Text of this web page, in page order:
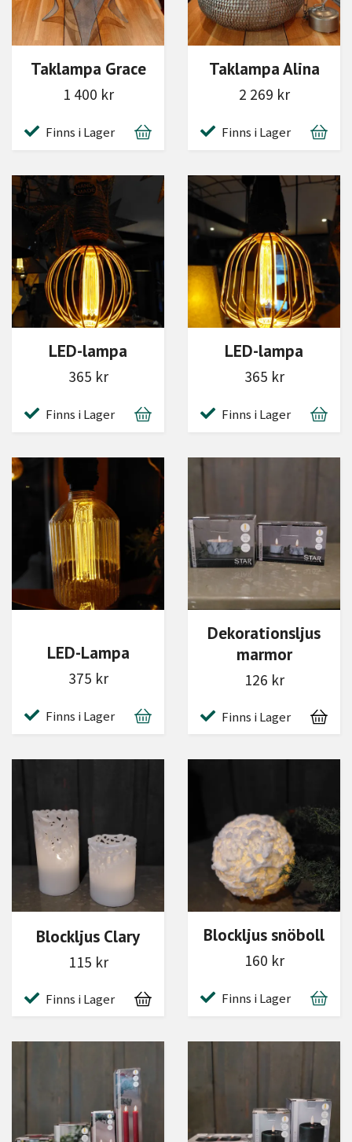
Taklampa Grace
1 400 kr
Finns i Lager
Taklampa Alina
2 269 kr
Finns i Lager
LED-lampa
365 kr
Finns i Lager
LED-lampa
365 kr
Finns i Lager
LED-Lampa
375 kr
Finns i Lager
Dekorationsljus
marmor
126 kr
Finns i Lager
Blockljus Clary
115 kr
Finns i Lager
Blockljus snöboll
160 kr
Finns i Lager